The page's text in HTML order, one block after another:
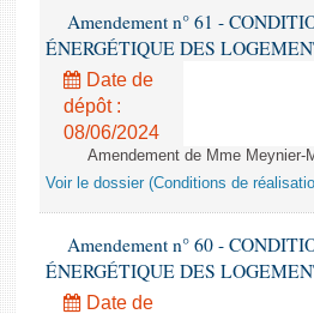
Amendement n° 61 -
ÉNERGÉTIQUE DES
Date de
dépôt :
08/06/2024
Amendement de Mme
Voir le dossier (Conditions de
Amendement n° 60 -
ÉNERGÉTIQUE DES
Date de